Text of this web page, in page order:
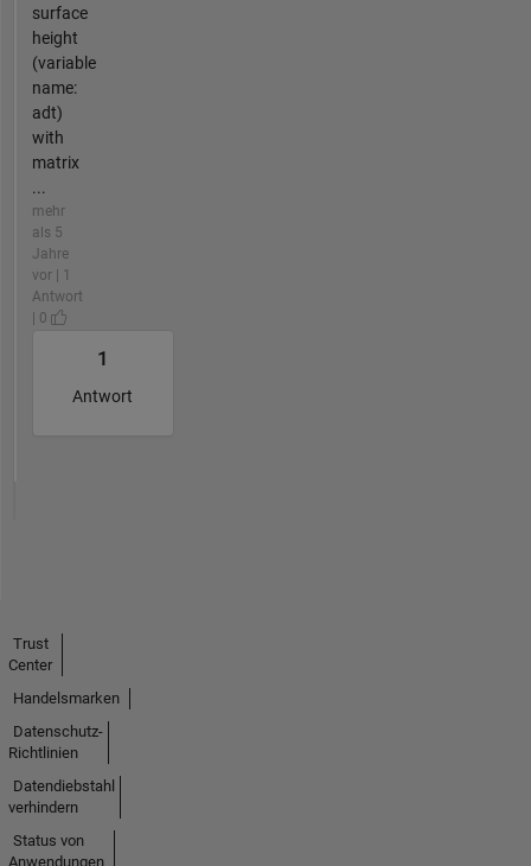
surface
height
(variable
name:
adt)
with
matrix
...
mehr
als 5
Jahre
vor | 1
Antwort
| 0
1
Antwort
Trust
Center
Handelsmarken
Datenschutz-
Richtlinien
Datendiebstahl
verhindern
Status von
Anwendungen